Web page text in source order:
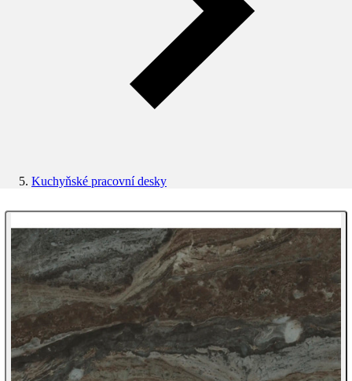
Kuchyňské pracovní desky